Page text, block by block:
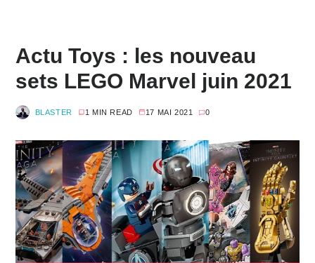
Actu Toys : les nouveau
sets LEGO Marvel juin 2021
BLASTER 1 MIN READ 17 MAI 2021 0